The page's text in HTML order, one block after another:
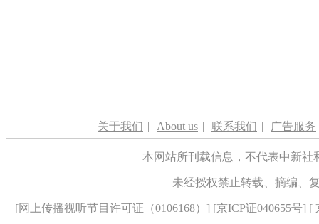
关于我们 | About us | 联系我们 | 广告服务
本网站所刊载信息，不代表中新
未经授权禁止转载、摘编、
[网上传播视听节目许可证（0106168） ] [京ICP证040655号] [